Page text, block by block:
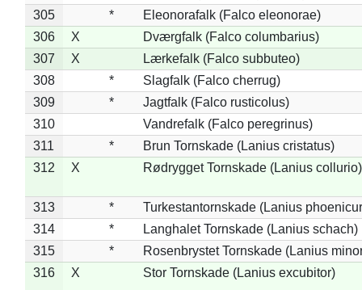
305
*
Eleonorafalk (Falco eleonorae)
306
X
Dværgfalk (Falco columbarius)
307
X
Lærkefalk (Falco subbuteo)
308
*
Slagfalk (Falco cherrug)
309
*
Jagtfalk (Falco rusticolus)
310
Vandrefalk (Falco peregrinus)
311
*
Brun Tornskade (Lanius cristatus)
312
X Rødrygget Tornskade (Lanius collurio)
313 *
Turkestantornskade (Lanius
314
*
Langhalet Tornskade (Lanius schach)
315
*
Rosenbrystet Tornskade (Lanius
316
X Stor Tornskade (Lanius excubitor)